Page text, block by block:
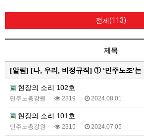
전체(113)
제목
[알림] [나, 우리, 비정규직] ① ‘민주노조’는 미래입니다 투쟁
현장의 소리 102호
민주노총강원 2319 2024.08.01
현장의 소리 101호
민주노총강원 2315 2024.07.05